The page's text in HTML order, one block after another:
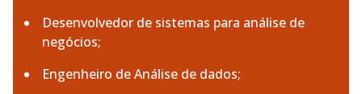
Desenvolvedor de sistemas para análise de
negócios;
Engenheiro de Análise de dados;